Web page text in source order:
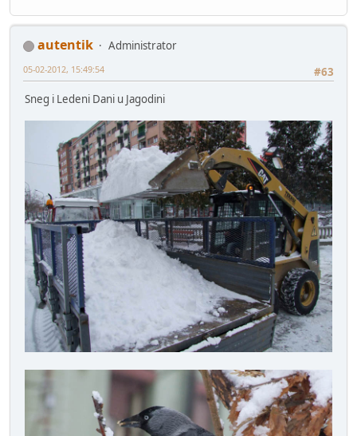
autentik
Administrator
#63
05-02-2012, 15:49:54
Sneg i Ledeni Dani u Jagodini